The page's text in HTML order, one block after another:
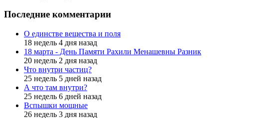
Последние комментарии
О единстве вещества и поля
18 недель 4 дня назад
18 марта - День Памяти Рахили Менашевны Разник
20 недель 2 дня назад
Что внутри частиц?
25 недель 5 дней назад
А что там внутри?
25 недель 6 дней назад
Вспышки мощные
26 недель 3 дня назад